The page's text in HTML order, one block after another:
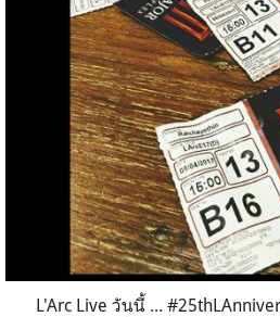
L'Arc Live วันนี้ ...